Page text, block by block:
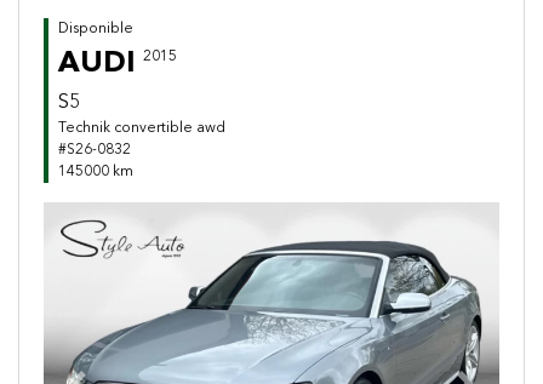
Disponible
AUDI 2015
S5
Technik convertible awd
#S26-0832
145000 km